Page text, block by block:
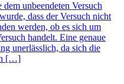
unbeendeten Versuch
dass der Versuch nicht
werden, ob es sich um
handelt. Eine genaue
unerlässlich, da sich die
[…]